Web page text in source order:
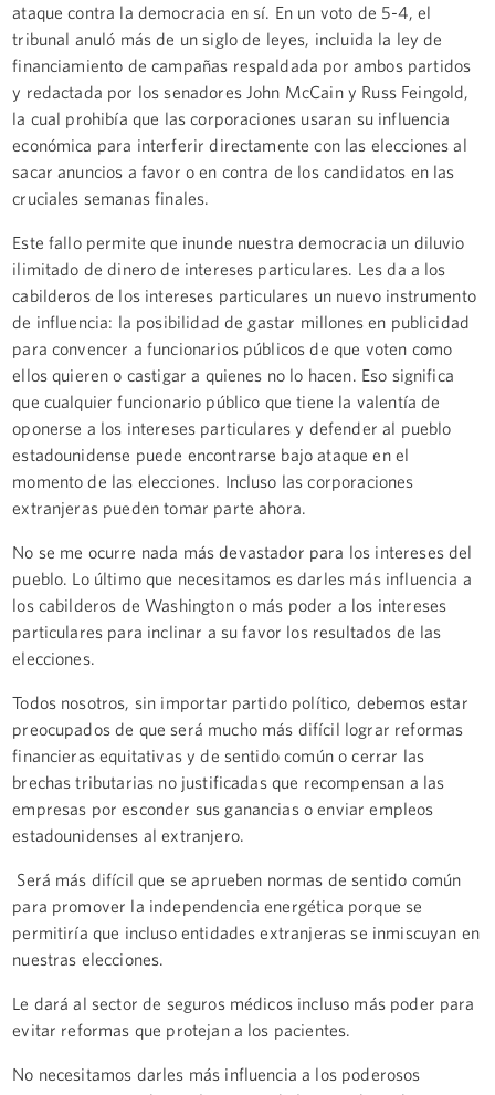
ataque contra la democracia en sí. En un voto de 5-4, el
tribunal anuló más de un siglo de leyes, incluida la ley de
financiamiento de campañas respaldada por ambos partidos
y redactada por los senadores John McCain y Russ Feingold,
la cual prohibía que las corporaciones usaran su influencia
económica para interferir directamente con las elecciones al
sacar anuncios a favor o en contra de los candidatos en las
cruciales semanas finales.
Este fallo permite que inunde nuestra democracia un diluvio
ilimitado de dinero de intereses particulares. Les da a los
cabilderos de los intereses particulares un nuevo instrumento
de influencia: la posibilidad de gastar millones en publicidad
para convencer a funcionarios públicos de que voten como
ellos quieren o castigar a quienes no lo hacen. Eso significa
que cualquier funcionario público que tiene la valentía de
oponerse a los intereses particulares y defender al pueblo
estadounidense puede encontrarse bajo ataque en el
momento de las elecciones. Incluso las corporaciones
extranjeras pueden tomar parte ahora.
No se me ocurre nada más devastador para los intereses del
pueblo. Lo último que necesitamos es darles más influencia a
los cabilderos de Washington o más poder a los intereses
particulares para inclinar a su favor los resultados de las
elecciones.
Todos nosotros, sin importar partido político, debemos estar
preocupados de que será mucho más difícil lograr reformas
financieras equitativas y de sentido común o cerrar las
brechas tributarias no justificadas que recompensan a las
empresas por esconder sus ganancias o enviar empleos
estadounidenses al extranjero.
Será más difícil que se aprueben normas de sentido común
para promover la independencia energética porque se
permitiría que incluso entidades extranjeras se inmiscuyan en
nuestras elecciones.
Le dará al sector de seguros médicos incluso más poder para
evitar reformas que protejan a los pacientes.
No necesitamos darles más influencia a los poderosos